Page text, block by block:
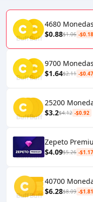
4680 Monedas
$0.88$1.06 -$0.18
9700 Monedas
$1.64$2.11 -$0.47
25200
$3.2$4.12 -$0.92
Zepeto
$4.09$5.26 -$1.17
40700
$6.28$8.09 -$1.81